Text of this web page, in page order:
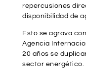
repercusiones
disponibilidad de
Esto se agrava
Agencia
20 años se
sector energético.